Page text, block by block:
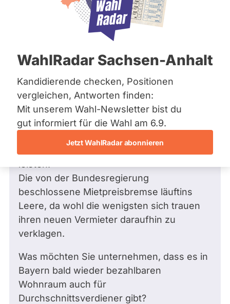
Bremen
Hamburg
Mecklenburg-Vorpommern
Nordrhein-Westfalen
Saarland
Sachsen
Sachsen-Anhalt
Sachsen-Anhalt
Schleswig-Holstein
Thüringen
Archiv
Über uns
Spenden
WahlRadar Sachsen-Anhalt
Kandidierende checken, Positionen
vergleichen, Antworten finden:
Mit unserem Wahl-Newsletter bist du
gut informiert für die Wahl am 6.9.
Jetzt WahlRadar abonnieren
weil
aktive
01.10.2018
Frage an Thomas Jännert vonJens H.
bezüglich Raumordnung, Bau- und
Wohnungswesen
Die Miet- und Immobilienpreise steigen im
Münchner und gesamten oberbayrischen
Raum ins unermessliche.
Die von der Bundesregierung
beschlossene Mietpreisbremse läuftins
Leere, da wohl die wenigsten sich trauen
ihren neuen Vermieter daraufhin zu
verklagen.
Was möchten Sie unternehmen, dass es in
Bayern bald wieder bezahlbaren
Wohnraum auch für
Durchschnittsverdiener gibt?